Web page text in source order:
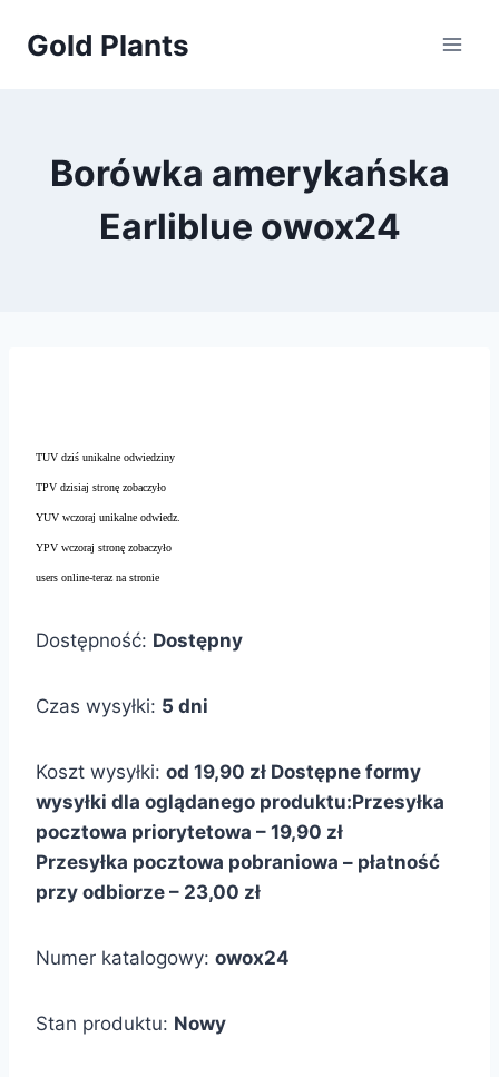
Gold Plants
Borówka amerykańska
Earliblue owox24
TUV dziś unikalne odwiedziny
TPV dzisiaj stronę zobaczyło
YUV wczoraj unikalne odwiedz.
YPV wczoraj stronę zobaczyło
users online-teraz na stronie
Dostępność: Dostępny
Czas wysyłki: 5 dni
Koszt wysyłki: od 19,90 zł Dostępne formy
wysyłki dla oglądanego produktu:Przesyłka
pocztowa priorytetowa – 19,90 zł
Przesyłka pocztowa pobraniowa – płatność
przy odbiorze – 23,00 zł
Numer katalogowy: owox24
Stan produktu: Nowy